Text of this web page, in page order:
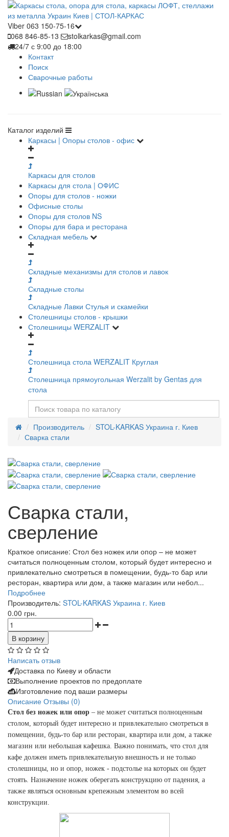
Viber 063 150-75-16
068 846-85-13
stolkarkas@gmail.com
24/7 с 9:00 до 18:00
Контакт
Поиск
Сварочные работы
Каталог изделий
Каркасы | Опоры столов - офис
Каркасы для столов
Каркасы для стола | ОФИС
Опоры для столов - ножки
Офисные столы
Опоры для столов NS
Опоры для бара и ресторана
Складная мебель
Складные механизмы для столов и лавок
Складные столы
Складные Лавки Стулья и скамейки
Столешницы столов - крышки
Столешницы WERZALIT
Столешница стола WERZALIT Круглая
Столешница прямоугольная Werzalit by Gentas для
стола
Производитель
STOL-KARKAS Украина г. Киев
Сварка стали
Сварка стали,
сверление
Краткое описание: Стол без ножек или опор – не может
считаться полноценным столом, который будет интересно и
привлекательно смотреться в помещении, будь-то бар или
ресторан, квартира или дом, а также магазин или небол...
Подробнее
Производитель: STOL-KARKAS Украина г. Киев
0.00 грн.
Написать отзыв
Доставка по Киеву и области
Выполнение проектов по предоплате
Изготовление под ваши размеры
Описание Отзывы (0)
Стол без ножек или опор – не может считаться полноценным
столом, который будет интересно и привлекательно смотреться в
помещении, будь-то бар или ресторан, квартира или дом, а также
магазин или небольшая кафешка. Важно понимать, что стол для
кафе должен иметь привлекательную внешность и не только
столешницы, но и опор, ножек - подстолье на которых он будет
стоять. Назначение ножек оберегать конструкцию от падения, а
также являться основным крепежным элементом во всей
конструкции.